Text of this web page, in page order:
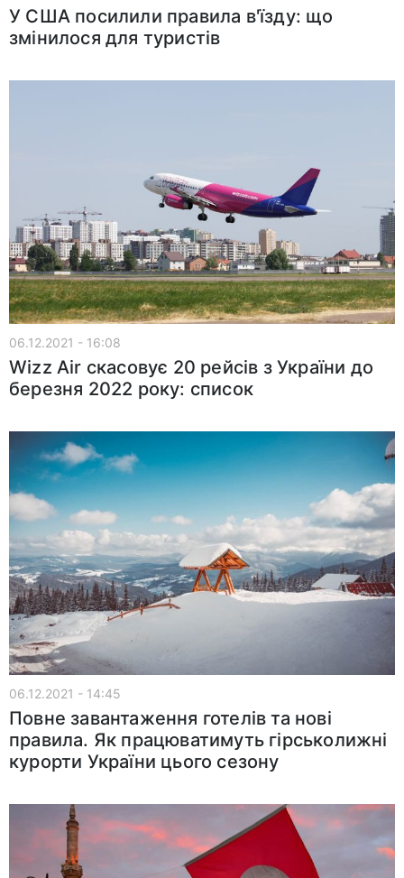
У США посилили правила в'їзду: що
змінилося для туристів
06.12.2021 - 16:08
Wizz Air скасовує 20 рейсів з України до
березня 2022 року: список
06.12.2021 - 14:45
Повне завантаження готелів та нові
правила. Як працюватимуть гірськолижні
курорти України цього сезону